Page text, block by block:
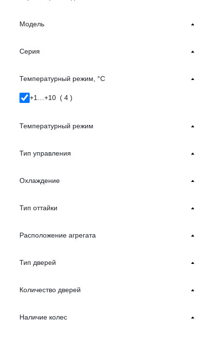
Модель
Серия
Температурный режим, °С
+1…+10 ( 4 )
Температурный режим
Тип управления
Охлаждение
Тип оттайки
Расположение агрегата
Тип дверей
Количество дверей
Наличие колес